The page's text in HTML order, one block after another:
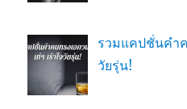
รวมแคปชั่นคำค
วัยรุ่น!